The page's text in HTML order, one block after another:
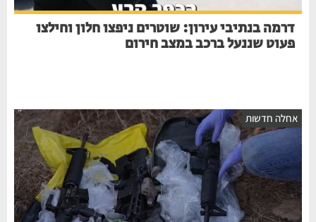
דרמה בנתיבי עירון: שוטרים ניפצו חלון וחילצו
פעוט שננעל ברכב במצב חירום
אחלה חדשות